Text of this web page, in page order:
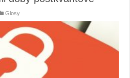
Glosy